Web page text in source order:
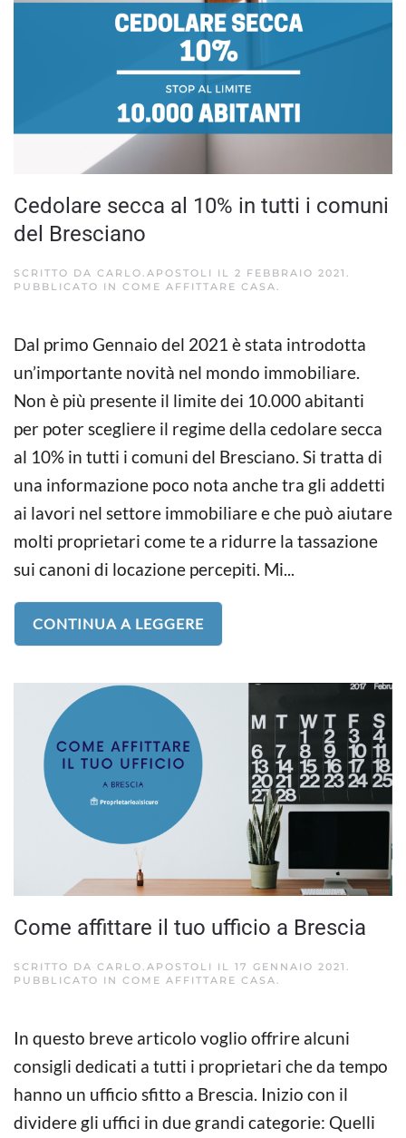
Cedolare secca al 10% in tutti i comuni
del Bresciano
SCRITTO DA CARLO.APOSTOLI IL 2 FEBBRAIO 2021
PUBBLICATO IN COME AFFITTARE CASA
Dal primo Gennaio del 2021 è stata introdotta
un’importante novità nel mondo immobiliare.
Non è più presente il limite dei 10.000 abitanti
per poter scegliere il regime della cedolare secca
al 10% in tutti i comuni del Bresciano. Si tratta di
una informazione poco nota anche tra gli addetti
ai lavori nel settore immobiliare e che può aiutare
molti proprietari come te a ridurre la tassazione
sui canoni di locazione percepiti. Mi...
CONTINUA A LEGGERE
Come affittare il tuo ufficio a Brescia
SCRITTO DA CARLO.APOSTOLI IL 17 GENNAIO 2021
PUBBLICATO IN COME AFFITTARE CASA
In questo breve articolo voglio offrire alcuni
consigli dedicati a tutti i proprietari che da tempo
hanno un ufficio sfitto a Brescia. Inizio con il
dividere gli uffici in due grandi categorie: Quelli